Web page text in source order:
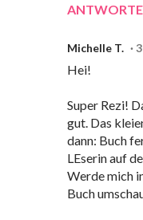
Michelle T.
Hei!
Super Rezi!
gut. Das
dann: Buch
LEserin auf
Werde mich
Buch